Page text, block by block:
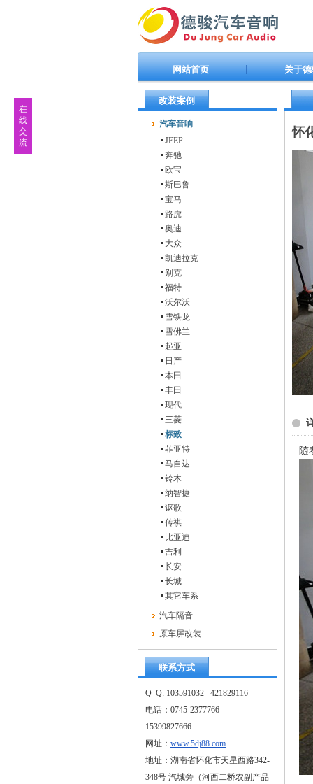
网站首页 关于
改装案例
汽车音响
JEEP
奔驰
欧宝
斯巴鲁
宝马
路虎
奥迪
大众
凯迪拉克
别克
福特
沃尔沃
雪铁龙
雪佛兰
起亚
日产
本田
丰田
现代
三菱
标致
菲亚特
马自达
铃木
纳智捷
讴歌
传祺
比亚迪
吉利
长安
长城
其它车系
汽车隔音
原车屏改装
联系方式
Q Q: 103591032 421829116
电话：0745-2377766
15399827666
网址： www.5dj88.com
地址：湖南省怀化市天星西路342-
348号 汽城旁（河西二桥农副产品
怀
随
在
线
交
流